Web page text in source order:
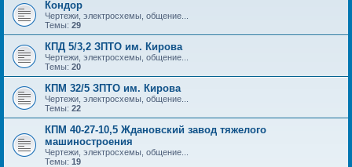
Кондор
Чертежи, электросхемы, общение...
Темы: 29
КПД 5/3,2 ЗПТО им. Кирова
Чертежи, электросхемы, общение...
Темы: 20
КПМ 32/5 ЗПТО им. Кирова
Чертежи, электросхемы, общение...
Темы: 22
КПМ 40-27-10,5 Ждановский завод тяжелого
машиностроения
Чертежи, электросхемы, общение...
Темы: 19